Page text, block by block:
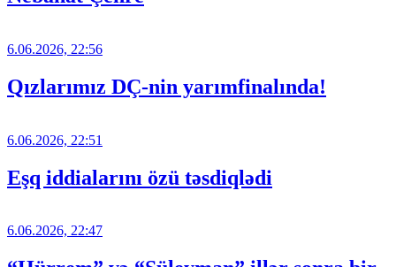
6.06.2026, 22:56
Qızlarımız DÇ-nin yarımfinalında!
6.06.2026, 22:51
Eşq iddialarını özü təsdiqlədi
6.06.2026, 22:47